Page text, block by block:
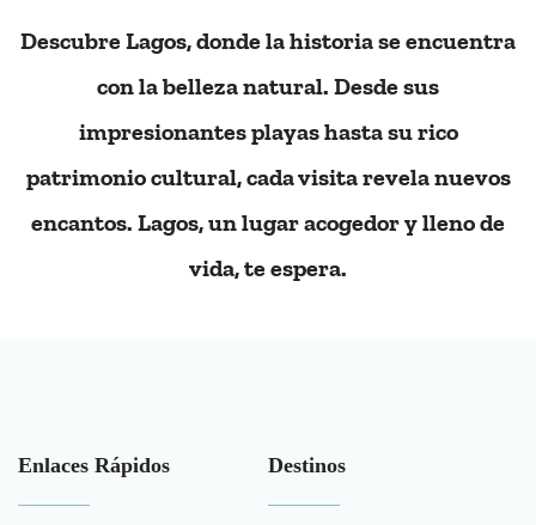
Descubre Lagos, donde la historia se encuentra
con la belleza natural. Desde sus
impresionantes playas hasta su rico
patrimonio cultural, cada visita revela nuevos
encantos. Lagos, un lugar acogedor y lleno de
vida, te espera.
Enlaces Rápidos Destinos